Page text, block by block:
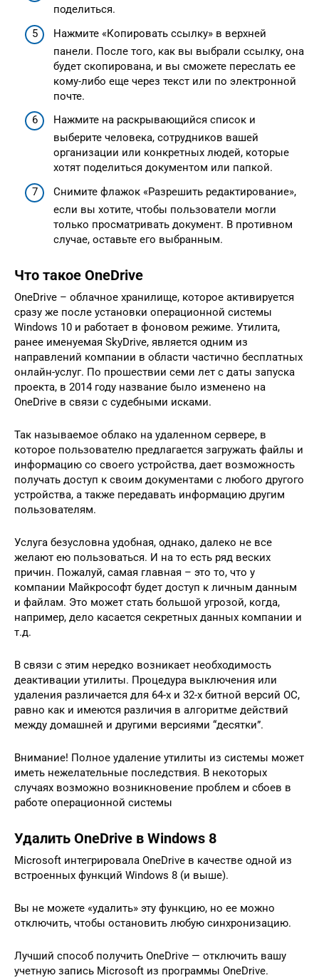
поделиться.
Нажмите «Копировать ссылку» в верхней
панели. После того, как вы выбрали ссылку, она
будет скопирована, и вы сможете переслать ее
кому-либо еще через текст или по электронной
почте.
Нажмите на раскрывающийся список и
выберите человека, сотрудников вашей
организации или конкретных людей, которые
хотят поделиться документом или папкой.
Снимите флажок «Разрешить редактирование»,
если вы хотите, чтобы пользователи могли
только просматривать документ. В противном
случае, оставьте его выбранным.
Что такое OneDrive
OneDrive – облачное хранилище, которое активируется
сразу же после установки операционной системы
Windows 10 и работает в фоновом режиме. Утилита,
ранее именуемая SkyDrive, является одним из
направлений компании в области частично бесплатных
онлайн-услуг. По прошествии семи лет с даты запуска
проекта, в 2014 году название было изменено на
OneDrive в связи с судебными исками.
Так называемое облако на удаленном сервере, в
которое пользователю предлагается загружать файлы и
информацию со своего устройства, дает возможность
получать доступ к своим документами с любого другого
устройства, а также передавать информацию другим
пользователям.
Услуга безусловна удобная, однако, далеко не все
желают ею пользоваться. И на то есть ряд веских
причин. Пожалуй, самая главная – это то, что у
компании Майкрософт будет доступ к личным данным
и файлам. Это может стать большой угрозой, когда,
например, дело касается секретных данных компании и
т.д.
В связи с этим нередко возникает необходимость
деактивации утилиты. Процедура выключения или
удаления различается для 64-х и 32-х битной версий ОС,
равно как и имеются различия в алгоритме действий
между домашней и другими версиями “десятки”.
Внимание! Полное удаление утилиты из системы может
иметь нежелательные последствия. В некоторых
случаях возможно возникновение проблем и сбоев в
работе операционной системы
Удалить OneDrive в Windows 8
Microsoft интегрировала OneDrive в качестве одной из
встроенных функций Windows 8 (и выше).
Вы не можете «удалить» эту функцию, но ее можно
отключить, чтобы остановить любую синхронизацию.
Лучший способ получить OneDrive — отключить вашу
учетную запись Microsoft из программы OneDrive.